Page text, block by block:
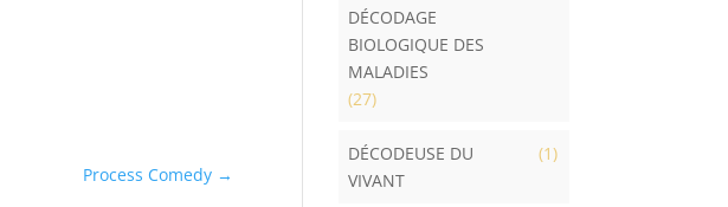
Process Comedy →
DÉCODAGE
BIOLOGIQUE DES
MALADIES
(27)
DÉCODEUSE DU
VIVANT
(1)